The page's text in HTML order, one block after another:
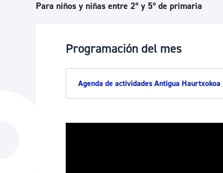
Para niños y niñas entre 2º y 5º de primaria
Programación del mes
Agenda de actividades Antigua Haurtxokoa